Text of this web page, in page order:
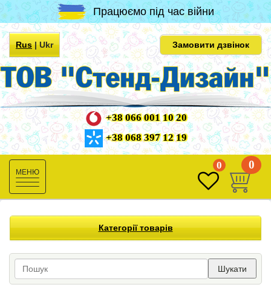
Працюємо під час війни
Rus|Ukr Замовити дзвінок
+38 066 001 10 20
+38 068 397 12 19
Toggle
navigation
0 0
Категорії товарів
Шукати